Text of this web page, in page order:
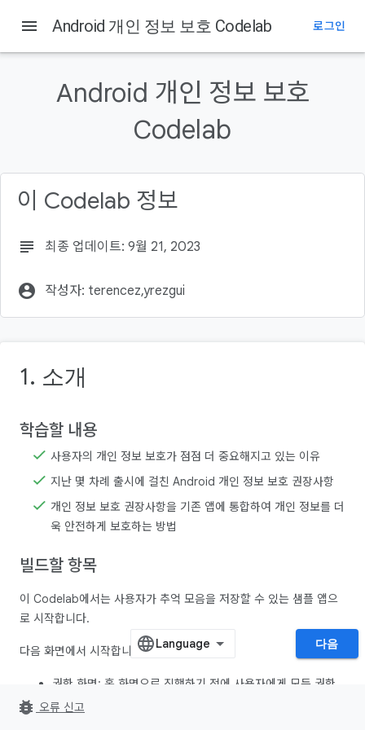
학습할 내용
빌드할 항목
카메라 권한을 요청하는 로직 추가
자세히 알아보기
menu Android 개인 정보 보호 Codelab 로그인
Android 개인 정보 보호
Codelab
이 Codelab 정보
subject 최종 업데이트: 9월 21, 2023
account_circle 작성자: terencez,yrezgui
1. 소개
학습할 내용
사용자의 개인 정보 보호가 점점 더 중요해지고 있는 이유
지난 몇 차례 출시에 걸친 Android 개인 정보 보호 권장사항
개인 정보 보호 권장사항을 기존 앱에 통합하여 개인 정보를 더
욱 안전하게 보호하는 방법
빌드할 항목
이 Codelab에서는 사용자가 추억 모음을 저장할 수 있는 샘플 앱으
로 시작합니다.
다음 화면에서 시작합니다.
권한 화면: 홈 화면으로 진행하기 전에 사용자에게 모든 권한
을 부여하도록 요청하는 화면입니다.
다음
bug_report 오류 신고